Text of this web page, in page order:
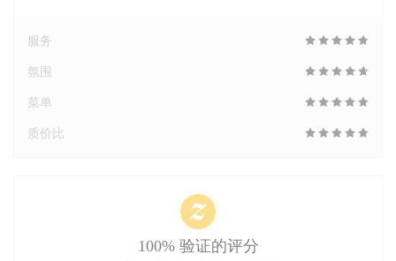
服务
氛围
菜单
质价比
100% 验证的评分